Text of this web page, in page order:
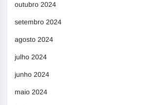
outubro 2024
setembro 2024
agosto 2024
julho 2024
junho 2024
maio 2024